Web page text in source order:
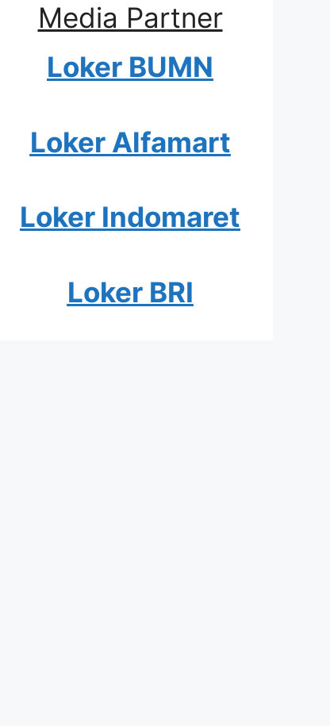
Media Partner
Loker BUMN
Loker Alfamart
Loker Indomaret
Loker BRI